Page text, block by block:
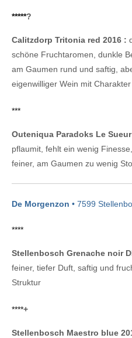
*****?
Calitzdorp Tritonia red 2016 :
schöne Fruchtaromen, dunkle
am Gaumen rund und saftig,
eigenwilliger Wein mit Charakter
***
Outeniqua Paradoks Le
pflaumit, fehlt ein wenig
feiner, am Gaumen zu wenig
De Morgenzon • 7599
****
Stellenbosch Grenache noir
feiner, tiefer Duft, saftig und
Struktur
****+
Stellenbosch Maestro blue